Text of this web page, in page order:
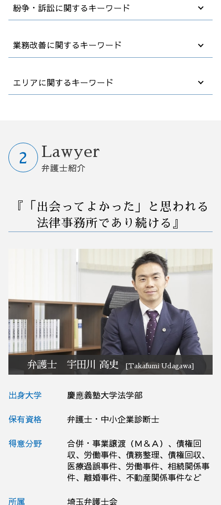
顧問弁護士 契約
顧問弁護士 企業
弁護士 契約書 リーガルチェック
売掛金 回収
業務委託 契約書
契約書 作成
就業規則 変更
高年齢者雇用安定法 2025年
m&a 法律
事業承継 後継者
合併 m&a
m&a デメリット
秘密保持契約書 nda
m&a 事業譲渡
デューデリジェンス m&a
会社 買収 金額
m&a 会社法
自己破産費用 払えない
破産法 自己破産
破産 個人事業主
社長 自己破産
自己破産 法律相談
不動産 破産
借金 債務整理 悩み 相談
債務者 破産
任意整理 クレジットカード
借金 債務整理 事務所
破産 保証人
法人破産 デメリット
紛争・訴訟に関するキーワード
解雇 裁判
不良債権 回収
労働審判 訴訟
紛争予防 顧問弁護士
企業 紛争
会社 解雇 条件
解雇 リスク
商標 訴訟
債権回収 会社 取立て
セクハラ 相談
業務改善に関するキーワード
自動化 業務改善
早期経営改善計画 金融機関
業務 削減
営業事務 業務改善
業務環境 改善
早期 経営 改善計画
効率 改善
コンサル 経営改善
エリアに関するキーワード
予防法務 弁護士相談 栃木県
リーガルチェック 弁護士相談 大宮区
M&A 弁護士相談 茨城県
事業承継 弁護士相談 埼玉県
予防法務 弁護士相談 埼玉県
M&A 弁護士相談 群馬県
リーガルチェック 弁護士相談 埼玉県
リーガルチェック 弁護士相談 さいたま市
予防法務 弁護士相談 さいたま市
債務整理 弁護士相談 大宮区
リーガルチェック 弁護士相談 栃木県
事業承継 弁護士相談 栃木県
破産 弁護士相談 さいたま市
予防法務 弁護士相談 群馬県
Lawyer
弁護士紹介
『「出会ってよかった」と思われる
法律事務所であり続ける』
弁護士 宇田川 高史 [Takafumi Udagawa]
出身大学 慶應義塾大学法学部
保有資格 弁護士・中小企業診断士
得意分野
合併・事業譲渡（Ｍ＆Ａ）、債権回
収、労働事件、債務整理、債権回収、
医療過誤事件、労働事件、相続関係事
件、離婚事件、不動産関係事件など
所属 埼玉弁護士会